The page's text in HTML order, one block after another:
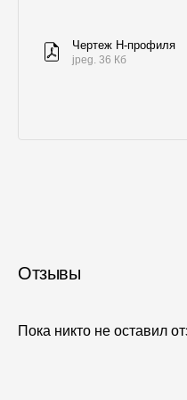
Чертеж H-профиля
jpeg. 36 Кб
Отзывы
Пока никто не оставил